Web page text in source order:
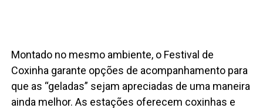
Montado no mesmo ambiente, o Festival de
Coxinha garante opções de acompanhamento para
que as “geladas” sejam apreciadas de uma maneira
ainda melhor. As estações oferecem coxinhas e